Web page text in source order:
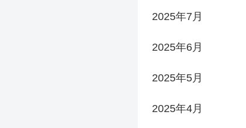
2025年7月
2025年6月
2025年5月
2025年4月